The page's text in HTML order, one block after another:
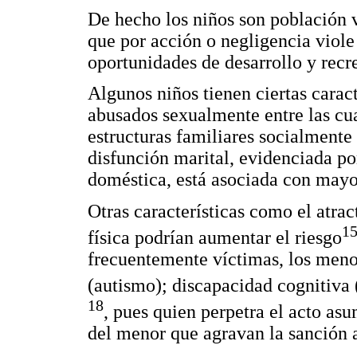
De hecho los niños son
que por acción o negligencia viole
oportunidades de desarrollo y
Algunos niños tienen ciertas
abusados sexualmente entre las
estructuras familiares
disfunción marital, evidenciada
doméstica, está asociada con
Otras características como el
física podrían aumentar el riesgo15
frecuentemente víctimas, los
(autismo); discapacidad
18, pues quien perpetra el acto
del menor que agravan la sanción